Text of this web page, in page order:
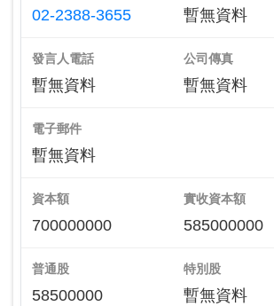
02-2388-3655 暫無資料
發言人電話
暫無資料
公司傳真
暫無資料
電子郵件
暫無資料
資本額
700000000
實收資本額
585000000
普通股
58500000
特別股
暫無資料